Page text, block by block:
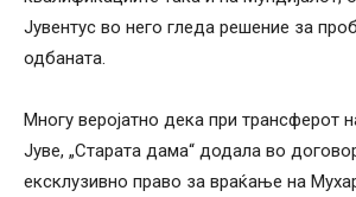
Јувентус во него гледа решение за
одбаната.
Многу веројатно дека при трансферот
Јуве, „Старата дама“ додала во
ексклузивно право за враќање на